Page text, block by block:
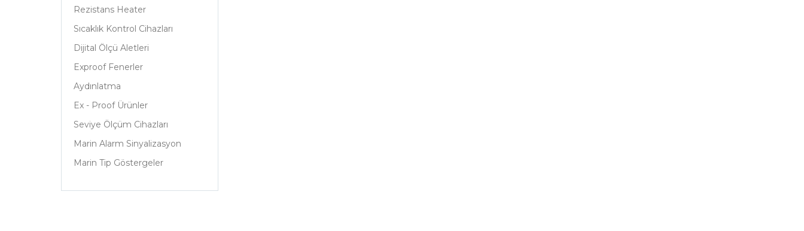
Rezistans Heater
Sıcaklık Kontrol Cihazları
Dijital Ölçü Aletleri
Exproof Fenerler
Aydınlatma
Ex - Proof Ürünler
Seviye Ölçüm Cihazları
Marin Alarm Sinyalizasyon
Marin Tip Göstergeler